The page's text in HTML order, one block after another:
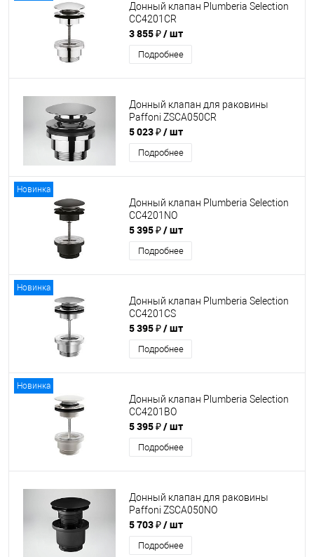
Донный клапан Plumberia Selection
CC4201CR
3 855 ₽/ шт
Подробнее
Донный клапан для раковины
Paffoni ZSCA050CR
5 023 ₽/ шт
Подробнее
Новинка
Донный клапан Plumberia Selection
CC4201NO
5 395 ₽/ шт
Подробнее
Новинка
Донный клапан Plumberia Selection
CC4201CS
5 395 ₽/ шт
Подробнее
Новинка
Донный клапан Plumberia Selection
CC4201BO
5 395 ₽/ шт
Подробнее
Донный клапан для раковины
Paffoni ZSCA050NO
5 703 ₽/ шт
Подробнее